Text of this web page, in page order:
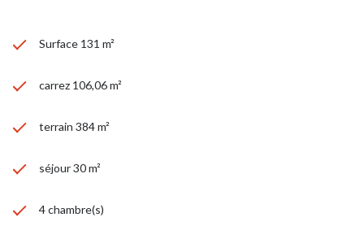
Surface 131 m²
carrez 106,06 m²
terrain 384 m²
séjour 30 m²
4 chambre(s)